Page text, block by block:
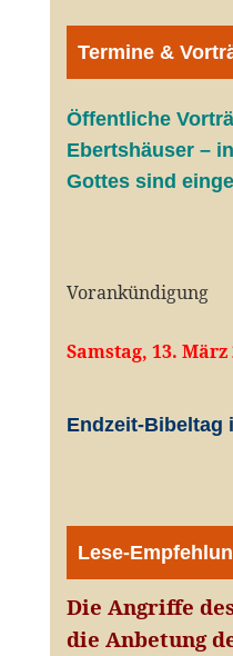
Termine &
Öffentliche V
Ebertshäuser –
Gottes sind
Vorankündigung
Samstag, 13. März
Endzeit-Bibeltag
Lese-
Die Angriffe
die Anbetung